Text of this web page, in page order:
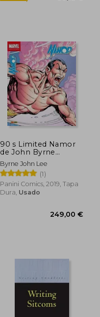
5%
dcto.
90 s Limited Namor
de John Byrne
(Marvel Limited
Edition)
Byrne John Lee
(1)
Panini Comics, 2019, Tapa
Dura, Usado